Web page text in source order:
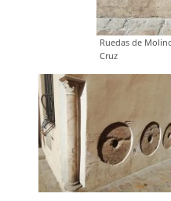
Ruedas de
Cruz